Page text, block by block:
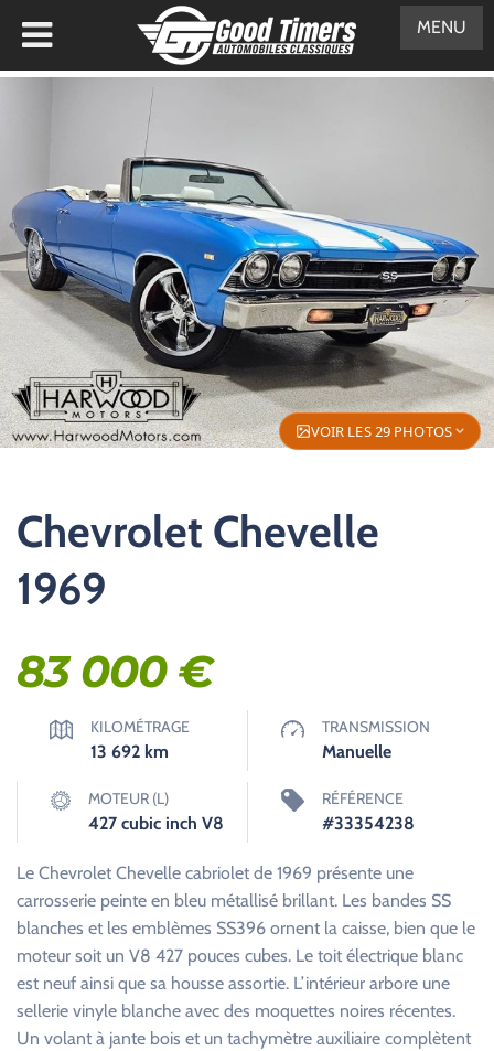
VOIR LES 29 PHOTOS
Chevrolet Chevelle
1969
83 000€
KILOMÉTRAGE
13 692 km
TRANSMISSION
Manuelle
MOTEUR (L)
427 cubic inch V8
RÉFÉRENCE
#33354238
Le Chevrolet Chevelle cabriolet de 1969 présente une
carrosserie peinte en bleu métallisé brillant. Les bandes SS
blanches et les emblèmes SS396 ornent la caisse, bien que le
moteur soit un V8 427 pouces cubes. Le toit électrique blanc
est neuf ainsi que sa housse assortie. L’intérieur arbore une
sellerie vinyle blanche avec des moquettes noires récentes.
Un volant à jante bois et un tachymètre auxiliaire complètent
MENU